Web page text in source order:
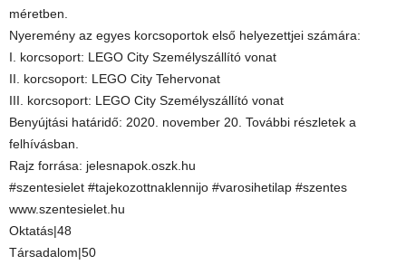
méretben.
Nyeremény az egyes korcsoportok első helyezettjei számára:
I. korcsoport: LEGO City Személyszállító vonat
II. korcsoport: LEGO City Tehervonat
III. korcsoport: LEGO City Személyszállító vonat
Benyújtási határidő: 2020. november 20. További részletek a
felhívásban.
Rajz forrása: jelesnapok.oszk.hu
#szentesielet #tajekozottnaklennijo #varosihetilap #szentes
www.szentesielet.hu
Oktatás|48
Társadalom|50